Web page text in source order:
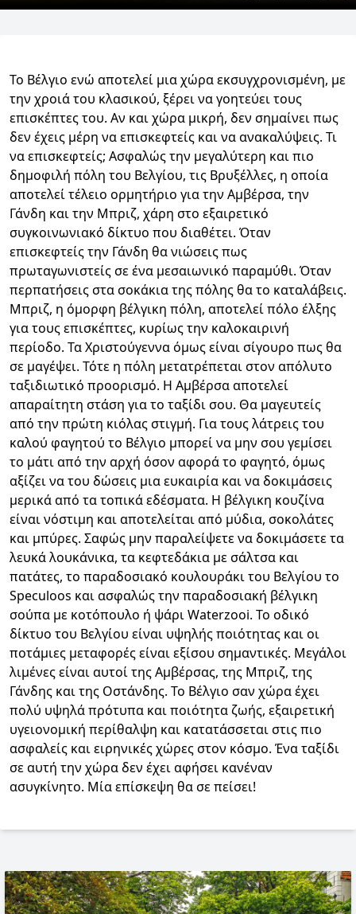
Το Βέλγιο ενώ αποτελεί μια χώρα εκσυγχρονισμένη, με
την χροιά του κλασικού, ξέρει να γοητεύει τους
επισκέπτες του. Αν και χώρα μικρή, δεν σημαίνει πως
δεν έχεις μέρη να επισκεφτείς και να ανακαλύψεις. Τι
να επισκεφτείς; Ασφαλώς την μεγαλύτερη και πιο
δημοφιλή πόλη του Βελγίου, τις Βρυξέλλες, η οποία
αποτελεί τέλειο ορμητήριο για την Αμβέρσα, την
Γάνδη και την Μπριζ, χάρη στο εξαιρετικό
συγκοινωνιακό δίκτυο που διαθέτει. Όταν
επισκεφτείς την Γάνδη θα νιώσεις πως
πρωταγωνιστείς σε ένα μεσαιωνικό παραμύθι. Όταν
περπατήσεις στα σοκάκια της πόλης θα το καταλάβεις.
Μπριζ, η όμορφη βέλγικη πόλη, αποτελεί πόλο έλξης
για τους επισκέπτες, κυρίως την καλοκαιρινή
περίοδο. Τα Χριστούγεννα όμως είναι σίγουρο πως θα
σε μαγέψει. Τότε η πόλη μετατρέπεται στον απόλυτο
ταξιδιωτικό προορισμό. Η Αμβέρσα αποτελεί
απαραίτητη στάση για το ταξίδι σου. Θα μαγευτείς
από την πρώτη κιόλας στιγμή. Για τους λάτρεις του
καλού φαγητού το Βέλγιο μπορεί να μην σου γεμίσει
το μάτι από την αρχή όσον αφορά το φαγητό, όμως
αξίζει να του δώσεις μια ευκαιρία και να δοκιμάσεις
μερικά από τα τοπικά εδέσματα. Η βέλγικη κουζίνα
είναι νόστιμη και αποτελείται από μύδια, σοκολάτες
και μπύρες. Σαφώς μην παραλείψετε να δοκιμάσετε τα
λευκά λουκάνικα, τα κεφτεδάκια με σάλτσα και
πατάτες, το παραδοσιακό κουλουράκι του Βελγίου το
Speculoos και ασφαλώς την παραδοσιακή βέλγικη
σούπα με κοτόπουλο ή ψάρι Waterzooi. Το οδικό
δίκτυο του Βελγίου είναι υψηλής ποιότητας και οι
ποτάμιες μεταφορές είναι εξίσου σημαντικές. Μεγάλοι
λιμένες είναι αυτοί της Αμβέρσας, της Μπριζ, της
Γάνδης και της Οστάνδης. Το Βέλγιο σαν χώρα έχει
πολύ υψηλά πρότυπα και ποιότητα ζωής, εξαιρετική
υγειονομική περίθαλψη και κατατάσσεται στις πιο
ασφαλείς και ειρηνικές χώρες στον κόσμο. Ένα ταξίδι
σε αυτή την χώρα δεν έχει αφήσει κανέναν
ασυγκίνητο. Μία επίσκεψη θα σε πείσει!